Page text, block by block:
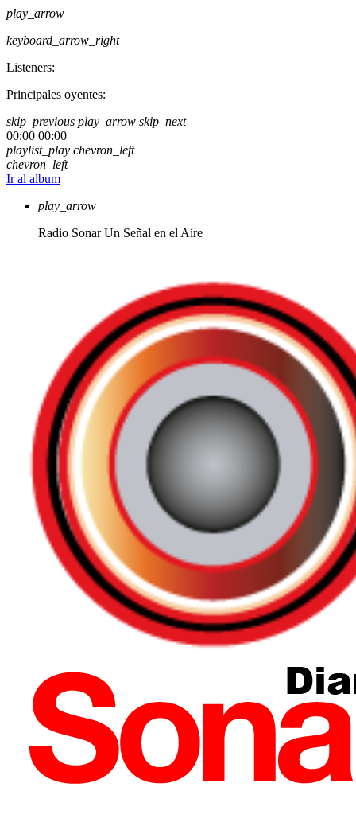
play_arrow
keyboard_arrow_right
Listeners:
Principales oyentes:
skip_previous play_arrow skip_next
00:00 00:00
playlist_play chevron_left
chevron_left
Ir al album
play_arrow
Radio Sonar Un Señal en el Aíre